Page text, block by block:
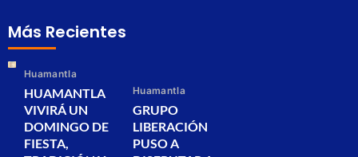
Más Recientes
Huamantla
HUAMANTLA
VIVIRÁ UN
DOMINGO DE
FIESTA,
Huamantla
GRUPO
LIBERACIÓN
PUSO A